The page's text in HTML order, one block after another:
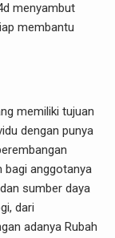
menyambut
membantu
memiliki tujuan
dengan punya
bagi anggotanya
sumber daya
dari
adanya Rubah